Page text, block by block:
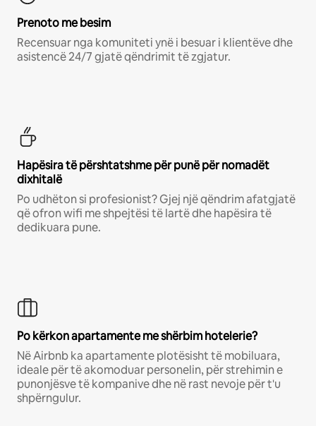
Prenoto me besim
Recensuar nga komuniteti ynë i besuar i klientëve dhe
asistencë 24/7 gjatë qëndrimit të zgjatur.
Hapësira të përshtatshme për punë për nomadët
dixhitalë
Po udhëton si profesionist? Gjej një qëndrim afatgjatë
që ofron wifi me shpejtësi të lartë dhe hapësira të
dedikuara pune.
Po kërkon apartamente me shërbim hotelerie?
Në Airbnb ka apartamente plotësisht të mobiluara,
ideale për të akomoduar personelin, për strehimin e
punonjësve të kompanive dhe në rast nevoje për t'u
shpërngulur.